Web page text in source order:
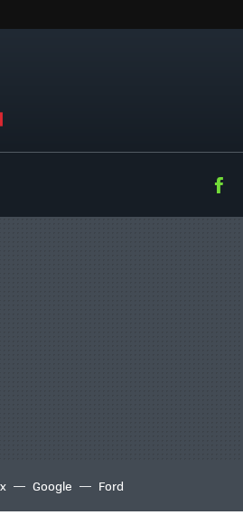
Google Ford